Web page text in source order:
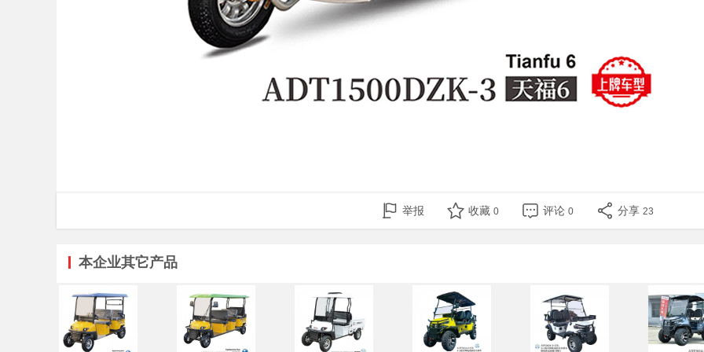
举报 收藏 0 评论 0 分享 23
本企业其它产品